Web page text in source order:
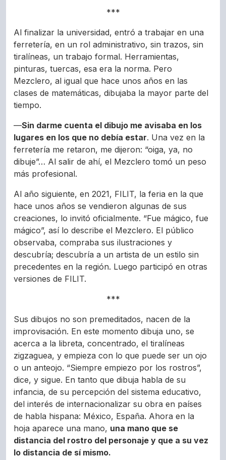
***
Al finalizar la universidad, entró a trabajar en una
ferretería, en un rol administrativo, sin trazos, sin
tiralíneas, un trabajo formal. Herramientas,
pinturas, tuercas, esa era la norma. Pero
Mezclero, al igual que hace unos años en las
clases de matemáticas, dibujaba la mayor parte del
tiempo.
—Sin darme cuenta el dibujo me avisaba en los
lugares en los que no debía estar. Una vez en la
ferretería me retaron, me dijeron: “oiga, ya, no
dibuje”… Al salir de ahí, el Mezclero tomó un peso
más profesional.
Al año siguiente, en 2021, FILIT, la feria en la que
hace unos años se vendieron algunas de sus
creaciones, lo invitó oficialmente. “Fue mágico, fue
mágico”, así lo describe el Mezclero. El público
observaba, compraba sus ilustraciones y
descubría; descubría a un artista de un estilo sin
precedentes en la región. Luego participó en otras
versiones de FILIT.
***
Sus dibujos no son premeditados, nacen de la
improvisación. En este momento dibuja uno, se
acerca a la libreta, concentrado, el tiralíneas
zigzaguea, y empieza con lo que puede ser un ojo
o un anteojo. “Siempre empiezo por los rostros”,
dice, y sigue. En tanto que dibuja habla de su
infancia, de su percepción del sistema educativo,
del interés de internacionalizar su obra en países
de habla hispana: México, España. Ahora en la
hoja aparece una mano, una mano que se
distancia del rostro del personaje y que a su vez
lo distancia de sí mismo.